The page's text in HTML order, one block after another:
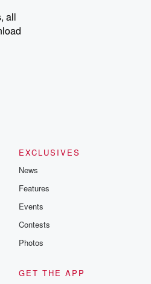
all
EXCLUSIVES
News
Features
Events
Contests
Photos
GET THE APP